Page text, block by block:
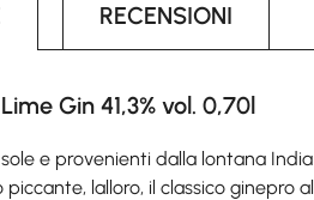
RECENSIONI
Gin 41,3% vol. 0,70l
e provenienti dalla lontana
lalloro, il classico ginepro